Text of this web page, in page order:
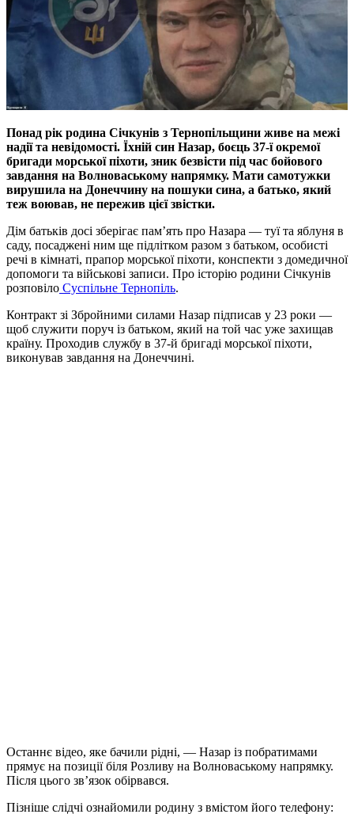
Понад рік родина Січкунів з Тернопільщини живе на межі
надії та невідомості. Їхній син Назар, боєць 37-ї окремої
бригади морської піхоти, зник безвісти під час бойового
завдання на Волноваському напрямку. Мати самотужки
вирушила на Донеччину на пошуки сина, а батько, який
теж воював, не пережив цієї звістки.
Дім батьків досі зберігає пам’ять про Назара — туї та яблуня в
саду, посаджені ним ще підлітком разом з батьком, особисті
речі в кімнаті, прапор морської піхоти, конспекти з домедичної
допомоги та військові записи. Про історію родини Січкунів
розповіло Суспільне Тернопіль.
Контракт зі Збройними силами Назар підписав у 23 роки —
щоб служити поруч із батьком, який на той час уже захищав
країну. Проходив службу в 37-й бригаді морської піхоти,
виконував завдання на Донеччині.
Останнє відео, яке бачили рідні, — Назар із побратимами
прямує на позиції біля Розливу на Волноваському напрямку.
Після цього зв’язок обірвався.
Пізніше слідчі ознайомили родину з вмістом його телефону: